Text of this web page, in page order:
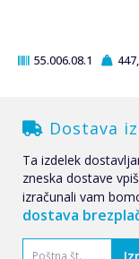
55.006.08.1
Dostava
Ta izdelek
zneska dostave
izračunali vam
dostava